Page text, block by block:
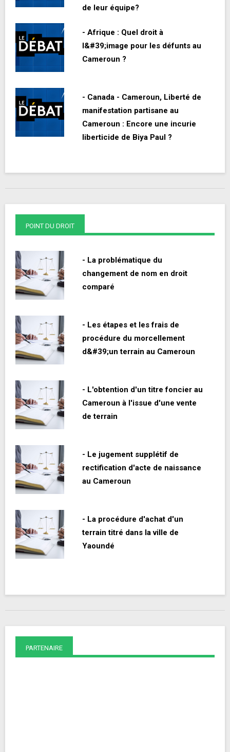
de leur équipe?
- Afrique : Quel droit à
l&#39;image pour les défunts au
Cameroun ?
- Canada - Cameroun, Liberté de
manifestation partisane au
Cameroun : Encore une incurie
liberticide de Biya Paul ?
POINT DU DROIT
- La problématique du
changement de nom en droit
comparé
- Les étapes et les frais de
procédure du morcellement
d&#39;un terrain au Cameroun
- L'obtention d'un titre foncier au
Cameroun à l'issue d'une vente
de terrain
- Le jugement supplétif de
rectification d'acte de naissance
au Cameroun
- La procédure d'achat d'un
terrain titré dans la ville de
Yaoundé
PARTENAIRE